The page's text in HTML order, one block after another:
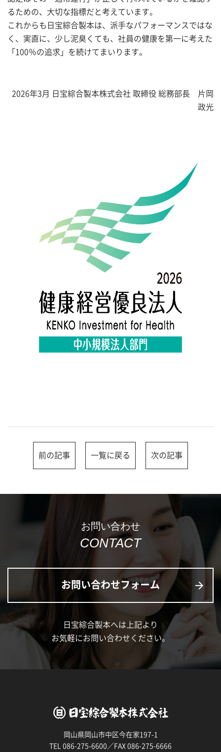
るための、大切な指標だと考えています。
これからも日宝綜合製本は、派手なパフォーマンスではな
く、実直に、少し泥臭くても、社員の健康を第一に考えた
「100％の追求」を続けてまいります。
2026年3月 日宝綜合製本株式会社 取締役 総務部長 片岡
政光
前の記事 一覧に戻る 次の記事
お問い合わせ
CONTACT
お問い合わせフォーム arrow_forward
日宝綜合製本へは上記より
お気軽にお問い合わせください。
岡山県岡山市中区今在家197-1
TEL 086-275-6600／FAX 086-275-6666